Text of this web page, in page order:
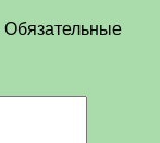
Обязательные